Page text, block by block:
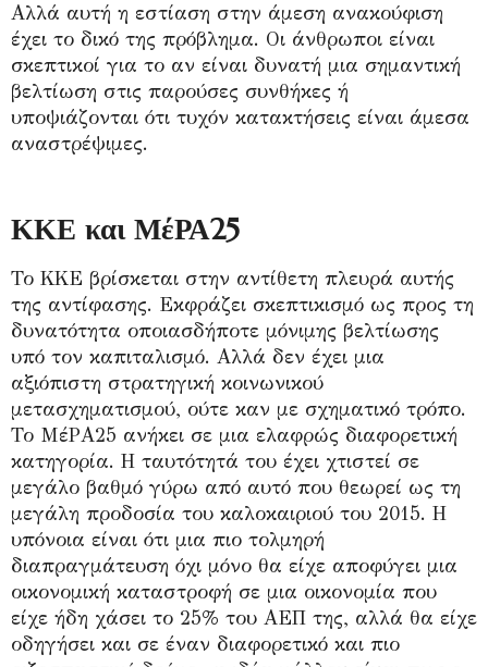
Αλλά αυτή η εστίαση στην άμεση ανακούφιση
έχει το δικό της πρόβλημα. Οι άνθρωποι είναι
σκεπτικοί για το αν είναι δυνατή μια σημαντική
βελτίωση στις παρούσες συνθήκες ή
υποψιάζονται ότι τυχόν κατακτήσεις είναι άμεσα
αναστρέψιμες.
ΚΚΕ και ΜέΡΑ25
Το ΚΚΕ βρίσκεται στην αντίθετη πλευρά αυτής
της αντίφασης. Εκφράζει σκεπτικισμό ως προς τη
δυνατότητα οποιασδήποτε μόνιμης βελτίωσης
υπό τον καπιταλισμό. Αλλά δεν έχει μια
αξιόπιστη στρατηγική κοινωνικού
μετασχηματισμού, ούτε καν με σχηματικό τρόπο.
Το ΜέΡΑ25 ανήκει σε μια ελαφρώς διαφορετική
κατηγορία. Η ταυτότητά του έχει χτιστεί σε
μεγάλο βαθμό γύρω από αυτό που θεωρεί ως τη
μεγάλη προδοσία του καλοκαιριού του 2015. Η
υπόνοια είναι ότι μια πιο τολμηρή
διαπραγμάτευση όχι μόνο θα είχε αποφύγει μια
οικονομική καταστροφή σε μια οικονομία που
είχε ήδη χάσει το 25% του ΑΕΠ της, αλλά θα είχε
οδηγήσει και σε έναν διαφορετικό και πιο